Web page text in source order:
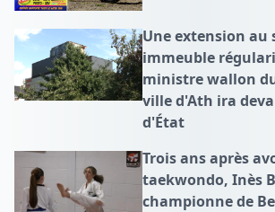
Une extension au
immeuble
ministre wallon
ville d'Ath ira
d'État
Trois ans après
taekwondo, Inès
championne de